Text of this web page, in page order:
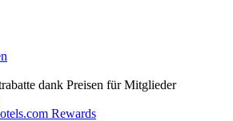
dank Preisen für Mitglieder
Rewards